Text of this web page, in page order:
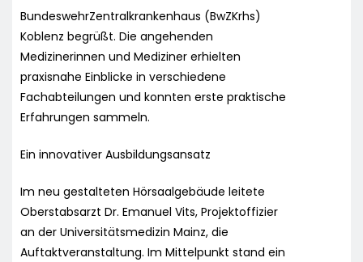
BundeswehrZentralkrankenhaus (BwZKrhs)
Koblenz begrüßt. Die angehenden
Medizinerinnen und Mediziner erhielten
praxisnahe Einblicke in verschiedene
Fachabteilungen und konnten erste praktische
Erfahrungen sammeln.
Ein innovativer Ausbildungsansatz
Im neu gestalteten Hörsaalgebäude leitete
Oberstabsarzt Dr. Emanuel Vits, Projektoffizier
an der Universitätsmedizin Mainz, die
Auftaktveranstaltung. Im Mittelpunkt stand ein